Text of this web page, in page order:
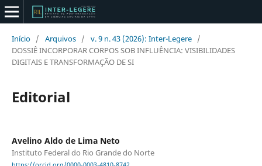
Início / Arquivos / v. 9 n. 43 (2026): Inter-Legere /
DOSSIÊ INCORPORAR CORPOS SOB INFLUÊNCIA: VISIBILIDADES
DIGITAIS E TRANSFORMAÇÃO DE SI
Editorial
Avelino Aldo de Lima Neto
Instituto Federal do Rio Grande do Norte